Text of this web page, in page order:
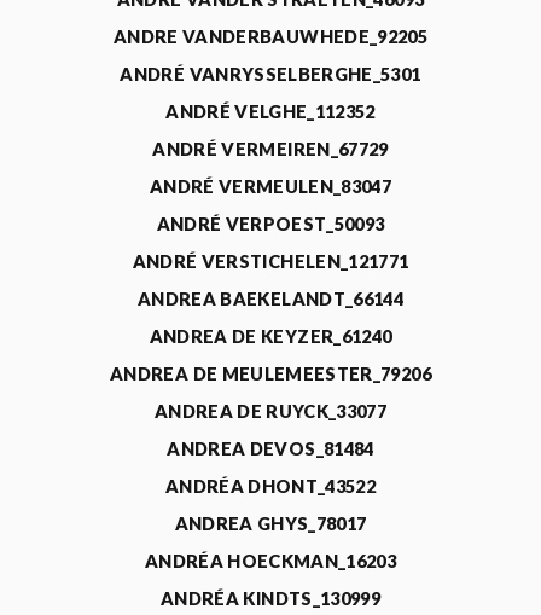
ANDRE VANDERBAUWHEDE_92205
ANDRÉ VANRYSSELBERGHE_5301
ANDRÉ VELGHE_112352
ANDRÉ VERMEIREN_67729
ANDRÉ VERMEULEN_83047
ANDRÉ VERPOEST_50093
ANDRÉ VERSTICHELEN_121771
ANDREA BAEKELANDT_66144
ANDREA DE KEYZER_61240
ANDREA DE MEULEMEESTER_79206
ANDREA DE RUYCK_33077
ANDREA DEVOS_81484
ANDRÉA DHONT_43522
ANDREA GHYS_78017
ANDRÉA HOECKMAN_16203
ANDRÉA KINDTS_130999